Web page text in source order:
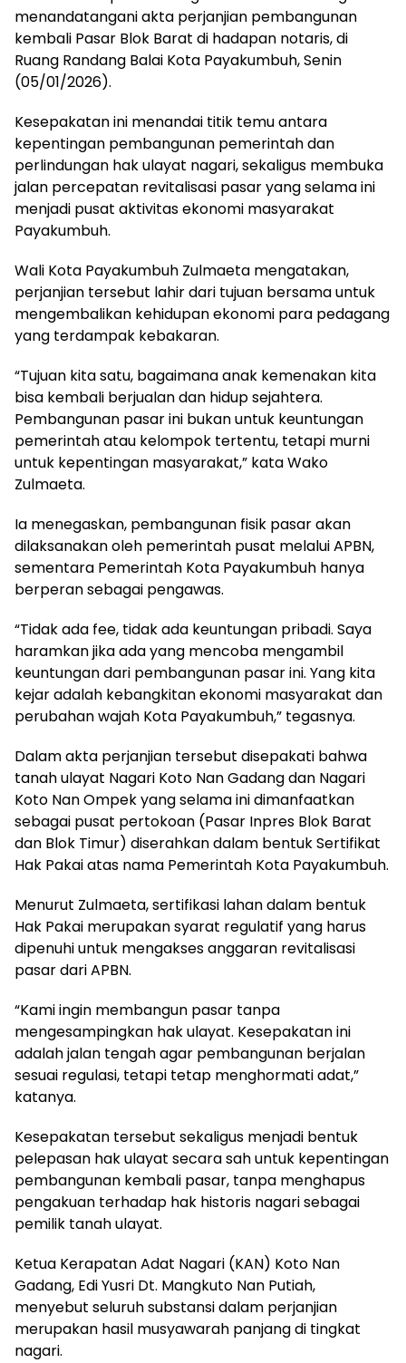
menandatangani akta perjanjian pembangunan
kembali Pasar Blok Barat di hadapan notaris, di
Ruang Randang Balai Kota Payakumbuh, Senin
(05/01/2026).
Kesepakatan ini menandai titik temu antara
kepentingan pembangunan pemerintah dan
perlindungan hak ulayat nagari, sekaligus membuka
jalan percepatan revitalisasi pasar yang selama ini
menjadi pusat aktivitas ekonomi masyarakat
Payakumbuh.
Wali Kota Payakumbuh Zulmaeta mengatakan,
perjanjian tersebut lahir dari tujuan bersama untuk
mengembalikan kehidupan ekonomi para pedagang
yang terdampak kebakaran.
“Tujuan kita satu, bagaimana anak kemenakan kita
bisa kembali berjualan dan hidup sejahtera.
Pembangunan pasar ini bukan untuk keuntungan
pemerintah atau kelompok tertentu, tetapi murni
untuk kepentingan masyarakat,” kata Wako
Zulmaeta.
Ia menegaskan, pembangunan fisik pasar akan
dilaksanakan oleh pemerintah pusat melalui APBN,
sementara Pemerintah Kota Payakumbuh hanya
berperan sebagai pengawas.
“Tidak ada fee, tidak ada keuntungan pribadi. Saya
haramkan jika ada yang mencoba mengambil
keuntungan dari pembangunan pasar ini. Yang kita
kejar adalah kebangkitan ekonomi masyarakat dan
perubahan wajah Kota Payakumbuh,” tegasnya.
Dalam akta perjanjian tersebut disepakati bahwa
tanah ulayat Nagari Koto Nan Gadang dan Nagari
Koto Nan Ompek yang selama ini dimanfaatkan
sebagai pusat pertokoan (Pasar Inpres Blok Barat
dan Blok Timur) diserahkan dalam bentuk Sertifikat
Hak Pakai atas nama Pemerintah Kota Payakumbuh.
Menurut Zulmaeta, sertifikasi lahan dalam bentuk
Hak Pakai merupakan syarat regulatif yang harus
dipenuhi untuk mengakses anggaran revitalisasi
pasar dari APBN.
“Kami ingin membangun pasar tanpa
mengesampingkan hak ulayat. Kesepakatan ini
adalah jalan tengah agar pembangunan berjalan
sesuai regulasi, tetapi tetap menghormati adat,”
katanya.
Kesepakatan tersebut sekaligus menjadi bentuk
pelepasan hak ulayat secara sah untuk kepentingan
pembangunan kembali pasar, tanpa menghapus
pengakuan terhadap hak historis nagari sebagai
pemilik tanah ulayat.
Ketua Kerapatan Adat Nagari (KAN) Koto Nan
Gadang, Edi Yusri Dt. Mangkuto Nan Putiah,
menyebut seluruh substansi dalam perjanjian
merupakan hasil musyawarah panjang di tingkat
nagari.